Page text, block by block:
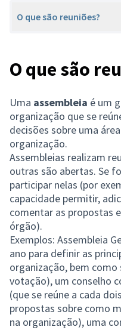
O que são reuniões?
O que são
Uma assembleia é um
organização que se
decisões sobre uma
organização.
Assembleias realizam
outras são abertas. Se
participar nelas (por
capacidade permitir,
comentar as propostas
órgão).
Exemplos: Assembleia
ano para definir as
organização, bem
votação), um conselho
(que se reúne a cada
propostas sobre como
na organização), uma